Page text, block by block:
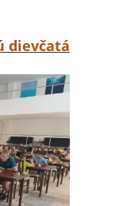
dievčatá